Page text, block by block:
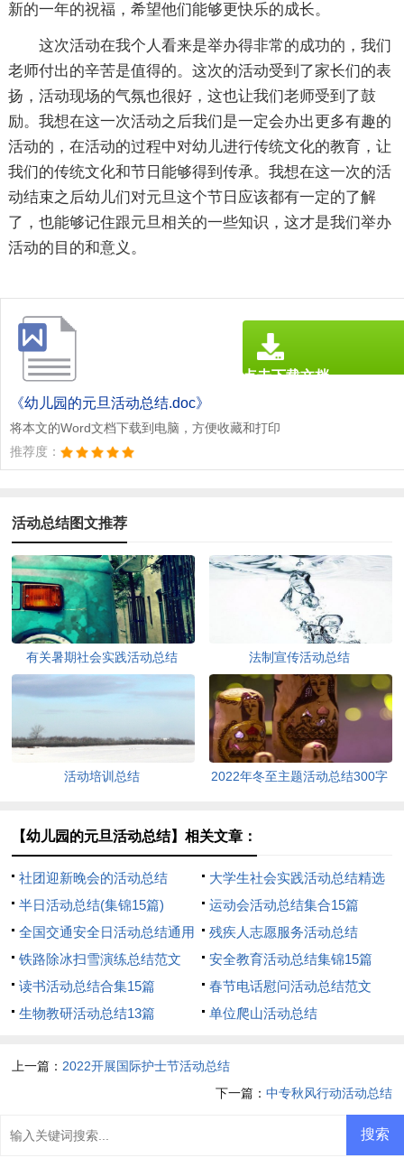
新的一年的祝福，希望他们能够更快乐的成长。
这次活动在我个人看来是举办得非常的成功的，我们
老师付出的辛苦是值得的。这次的活动受到了家长们的表
扬，活动现场的气氛也很好，这也让我们老师受到了鼓
励。我想在这一次活动之后我们是一定会办出更多有趣的
活动的，在活动的过程中对幼儿进行传统文化的教育，让
我们的传统文化和节日能够得到传承。我想在这一次的活
动结束之后幼儿们对元旦这个节日应该都有一定的了解
了，也能够记住跟元旦相关的一些知识，这才是我们举办
活动的目的和意义。
《幼儿园的元旦活动总结.doc》
将本文的Word文档下载到电脑，方便收藏和打印
推荐度：
点击下载文档
活动总结图文推荐
有关暑期社会实践活动总结 法制宣传活动总结
活动培训总结
2022年冬至主题活动总结300字
【幼儿园的元旦活动总结】相关文章：
社团迎新晚会的活动总结
大学生社会实践活动总结精选
15篇
半日活动总结(集锦15篇)
运动会活动总结集合15篇
全国交通安全日活动总结通用
14篇
残疾人志愿服务活动总结
铁路除冰扫雪演练总结范文
（精选17篇）
安全教育活动总结集锦15篇
读书活动总结合集15篇
春节电话慰问活动总结范文
（精选7篇）
生物教研活动总结13篇 单位爬山活动总结
上一篇： 2022开展国际护士节活动总结
下一篇： 中专秋风行动活动总结